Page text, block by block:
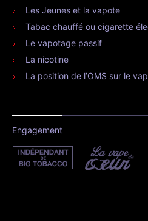
Les Jeunes et la vapote
Tabac chauffé ou cigarette
Le vapotage passif
La nicotine
La position de l’OMS sur le
Engagement